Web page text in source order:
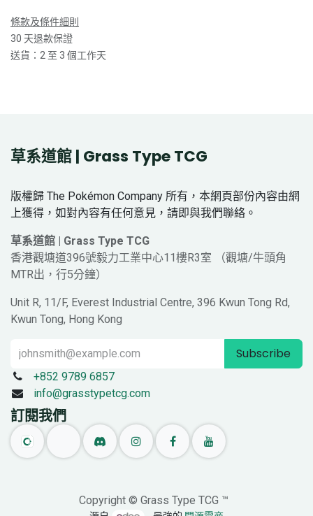
條款及條件細則
30 天退款保證
送貨：2 至 3 個工作天
草系道館 | Grass Type TCG
版權歸 The Pokémon Company 所有，本網頁部份內容由網
上獲得，如對內容有任何意見，請即與我們聯絡。
草系道館 | Grass Type TCG
香港觀塘道396號毅力工業中心11樓R3室 （觀塘/牛頭角
MTR出，行5分鐘）
Unit R, 11/F, Everest Industrial Centre, 396 Kwun Tong Rd,
Kwun Tong, Hong Kong
Subscribe
+852 9789 6857
info@grasstypetcg.com
訂閱我們
Copyright © Grass Type TCG ™